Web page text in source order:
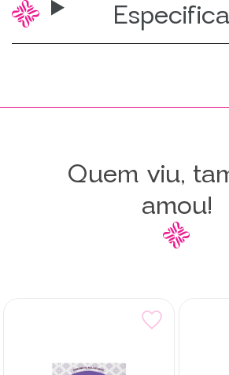
Quem viu,
amou!